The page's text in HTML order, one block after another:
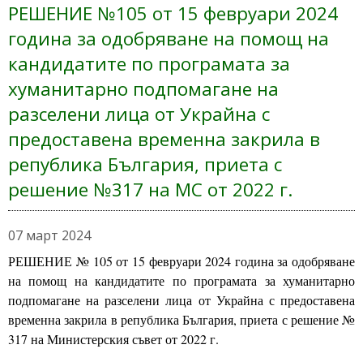
РЕШЕНИЕ №105 от 15 февруари 2024
година за одобряване на помощ на
кандидатите по програмата за
хуманитарно подпомагане на
разселени лица от Украйна с
предоставена временна закрила в
република България, приета с
решение №317 на МС от 2022 г.
07 март 2024
РЕШЕНИЕ № 105 от 15 февруари 2024 година за одобряване
на помощ на кандидатите по програмата за хуманитарно
подпомагане на разселени лица от Украйна с предоставена
временна закрила в република България, приета с решение №
317 на Министерския съвет от 2022 г.